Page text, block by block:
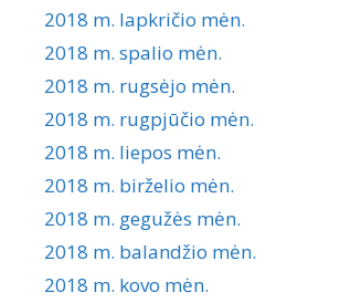
2018 m. lapkričio mėn.
2018 m. spalio mėn.
2018 m. rugsėjo mėn.
2018 m. rugpjūčio mėn.
2018 m. liepos mėn.
2018 m. birželio mėn.
2018 m. gegužės mėn.
2018 m. balandžio mėn.
2018 m. kovo mėn.